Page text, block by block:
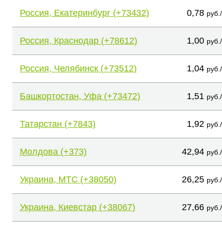
Россия, Екатеринбург (+73432) 0,78
Россия, Краснодар (+78612) 1,00
Россия, Челябинск (+73512) 1,04
Башкортостан, Уфа (+73472) 1,51
Татарстан (+7843) 1,92
Молдова (+373) 42,94
Украина, МТС (+38050) 26,25
Украина, Киевстар (+38067) 27,66